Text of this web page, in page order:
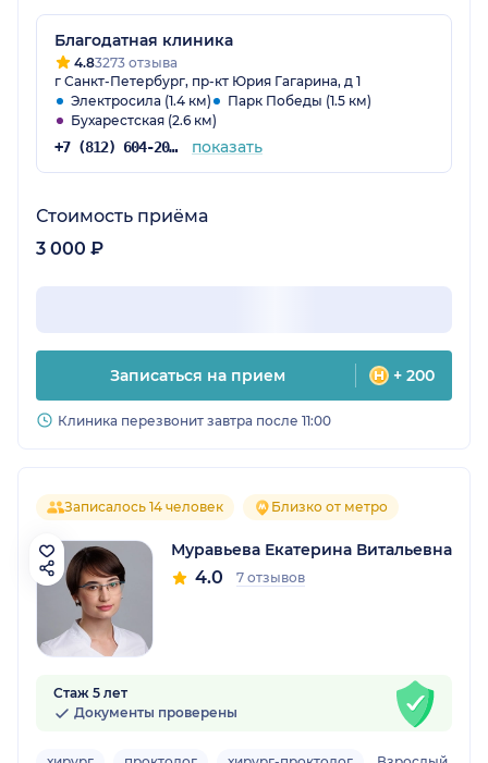
Благодатная клиника
4.83273 отзыва
г Санкт-Петербург, пр-кт Юрия Гагарина, д 1
Электросила (1.4 км)
Парк Победы (1.5 км)
Бухарестская (2.6 км)
+7 (812) 604-20-51 показать
Стоимость приёма
3 000 ₽
Записаться на прием + 200
Клиника перезвонит завтра после 11:00
Записалось 14 человек Близко от метро
Муравьева Екатерина Витальевна
4.0 7 отзывов
Стаж 5 лет
Документы проверены